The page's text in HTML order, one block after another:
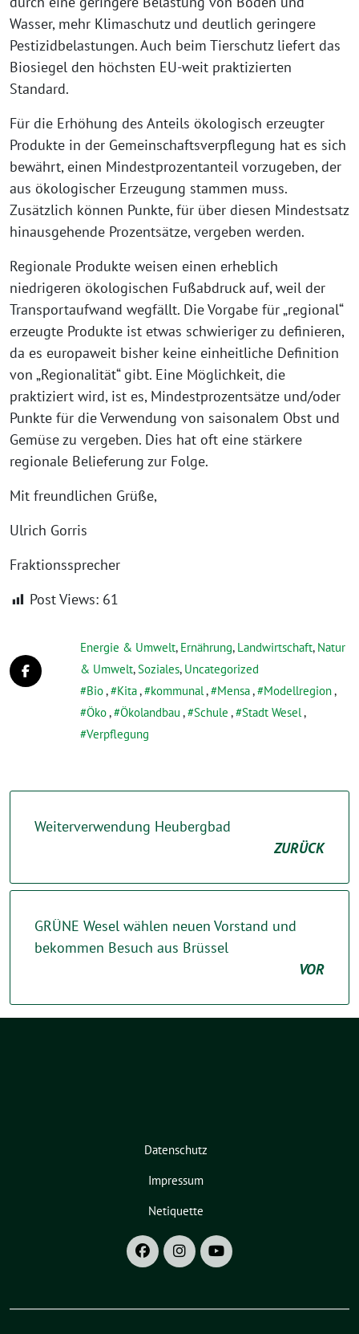
Wasser, mehr Klimaschutz und deutlich geringere
Pestizidbelastungen. Auch beim Tierschutz liefert das
Biosiegel den höchsten EU-weit praktizierten
Standard.
Für die Erhöhung des Anteils ökologisch erzeugter
Produkte in der Gemeinschaftsverpflegung hat es sich
bewährt, einen Mindestprozentanteil vorzugeben, der
aus ökologischer Erzeugung stammen muss.
Zusätzlich können Punkte, für über diesen Mindestsatz
hinausgehende Prozentsätze, vergeben werden.
Regionale Produkte weisen einen erheblich
niedrigeren ökologischen Fußabdruck auf, weil der
Transportaufwand wegfällt. Die Vorgabe für „regional“
erzeugte Produkte ist etwas schwieriger zu definieren,
da es europaweit bisher keine einheitliche Definition
von „Regionalität“ gibt. Eine Möglichkeit, die
praktiziert wird, ist es, Mindestprozentsätze und/oder
Punkte für die Verwendung von saisonalem Obst und
Gemüse zu vergeben. Dies hat oft eine stärkere
regionale Belieferung zur Folge.
Mit freundlichen Grüße,
Ulrich Gorris
Fraktionssprecher
Post Views: 61
Energie & Umwelt, Ernährung, Landwirtschaft, Natur
& Umwelt,Soziales, Uncategorized
Bio, Kita, kommunal, Mensa, Modellregion,
Öko, Ökolandbau , Schule , Stadt Wesel,
Verpflegung
Weiterverwendung Heubergbad
ZURÜCK
GRÜNE Wesel wählen neuen Vorstand und
bekommen Besuch aus Brüssel
VOR
Datenschutz
Impressum
Netiquette